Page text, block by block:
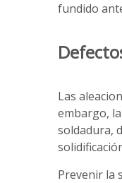
fundido
Las
embargo,
soldadura,
Prevenir la